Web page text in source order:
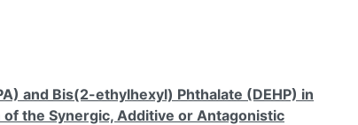
and Bis(2-ethylhexyl) Phthalate (DEHP) in
the Synergic, Additive or Antagonistic